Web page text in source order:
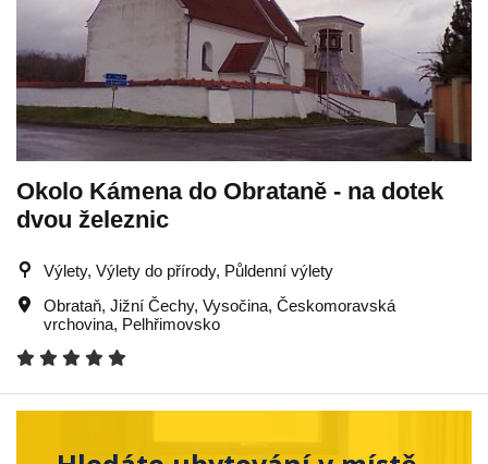
Okolo Kámena do Obrataně - na dotek
dvou železnic
Výlety, Výlety do přírody, Půldenní výlety
Obrataň, Jižní Čechy, Vysočina, Českomoravská
vrchovina, Pelhřimovsko